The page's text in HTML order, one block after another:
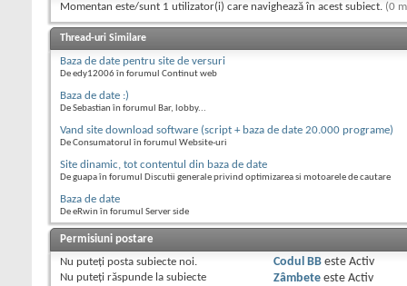
Momentan este/sunt 1 utilizator(i) care navighează în acest subiect. (0
Thread-uri Similare
Baza de date pentru site de versuri
De edy12006 în forumul Continut web
Baza de date :)
De Sebastian în forumul Bar, lobby...
Vand site download software (script + baza de date 20.000 programe)
De Consumatorul în forumul Website-uri
Site dinamic, tot contentul din baza de date
De guapa în forumul Discutii generale privind optimizarea si motoarele de cautare
Baza de date
De eRwin în forumul Server side
Permisiuni postare
Nu puteţi posta subiecte noi.
Nu puteţi răspunde la subiecte
Codul BBeste Activ
Zâmbeteeste Activ